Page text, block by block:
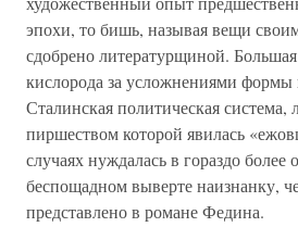
эпохи, то бишь, называя вещи
сдобрено литературщиной.
кислорода за усложнениями формы
Сталинская политическая система,
пиршеством которой явилась
случаях нуждалась в гораздо более
беспощадном выверте наизнанку,
представлено в романе Федина.